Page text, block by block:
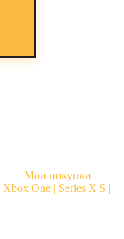
Мои покупки
Xbox One | Series X|S |